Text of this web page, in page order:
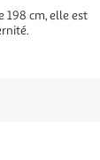
198 cm, elle est